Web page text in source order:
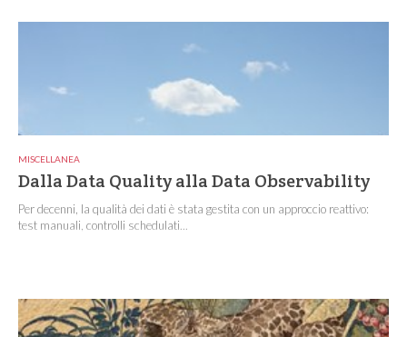
MISCELLANEA
Dalla Data Quality alla Data Observability
Per decenni, la qualità dei dati è stata gestita con un approccio reattivo:
test manuali, controlli schedulati...